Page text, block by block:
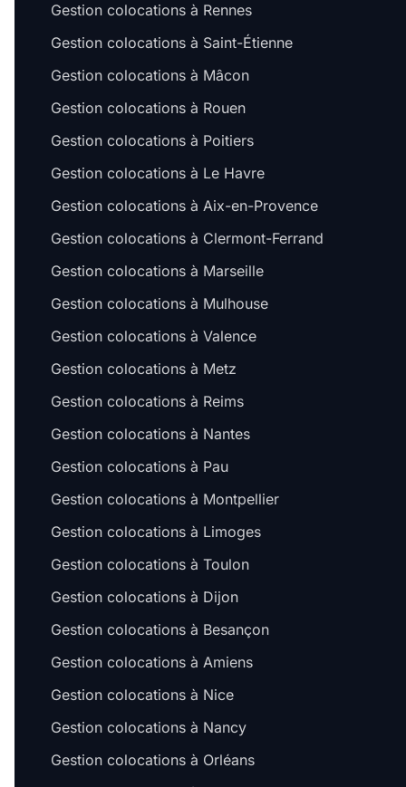
Gestion colocations à Rennes
Gestion colocations à Saint-Étienne
Gestion colocations à Mâcon
Gestion colocations à Rouen
Gestion colocations à Poitiers
Gestion colocations à Le Havre
Gestion colocations à Aix-en-Provence
Gestion colocations à Clermont-Ferrand
Gestion colocations à Marseille
Gestion colocations à Mulhouse
Gestion colocations à Valence
Gestion colocations à Metz
Gestion colocations à Reims
Gestion colocations à Nantes
Gestion colocations à Pau
Gestion colocations à Montpellier
Gestion colocations à Limoges
Gestion colocations à Toulon
Gestion colocations à Dijon
Gestion colocations à Besançon
Gestion colocations à Amiens
Gestion colocations à Nice
Gestion colocations à Nancy
Gestion colocations à Orléans